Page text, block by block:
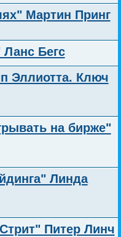
Мартин Принг
Бегс
Эллиотта. Ключ
на бирже"
Линда
Питер Линч